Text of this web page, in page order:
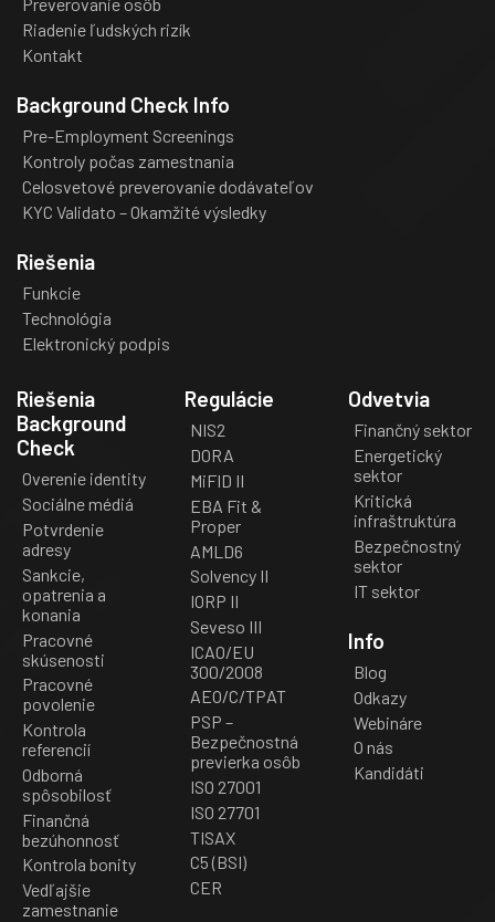
Preverovanie osôb
Riadenie ľudských rizík
Kontakt
Background Check Info
Pre-Employment Screenings
Kontroly počas zamestnania
Celosvetové preverovanie dodávateľov
KYC Validato – Okamžité výsledky
Riešenia
Funkcie
Technológia
Elektronický podpis
Riešenia
Background
Check
Overenie identity
Sociálne médiá
Potvrdenie
adresy
Sankcie,
opatrenia a
konania
Pracovné
skúsenosti
Pracovné
povolenie
Kontrola
referencií
Odborná
spôsobilosť
Finančná
bezúhonnosť
Kontrola bonity
Vedľajšie
zamestnanie
Regulácie
NIS2
DORA
MiFID II
EBA Fit &
Proper
AMLD6
Solvency II
IORP II
Seveso III
ICAO/EU
300/2008
AEO/C/TPAT
PSP –
Bezpečnostná
previerka osôb
ISO 27001
ISO 27701
TISAX
C5 (BSI)
CER
Odvetvia
Finančný sektor
Energetický
sektor
Kritická
infraštruktúra
Bezpečnostný
sektor
IT sektor
Info
Blog
Odkazy
Webináre
O nás
Kandidáti